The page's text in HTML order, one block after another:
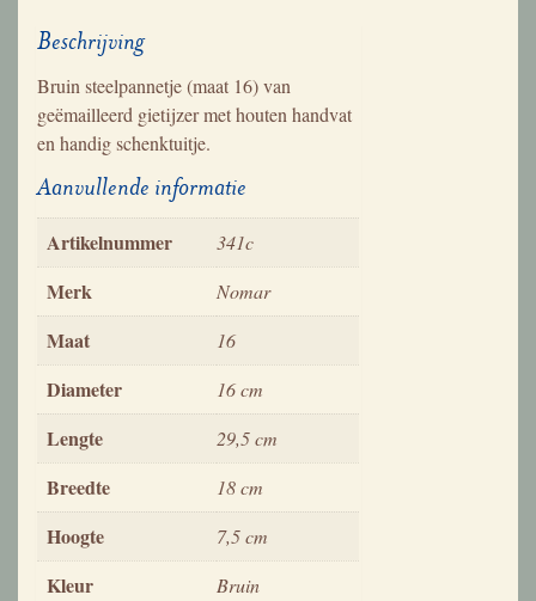
Beschrijving
Bruin steelpannetje (maat 16) van
geëmailleerd gietijzer met houten handvat
en handig schenktuitje.
Aanvullende informatie
Artikelnummer 341c
Merk Nomar
Maat 16
Diameter 16 cm
Lengte 29,5 cm
Breedte 18 cm
Hoogte 7,5 cm
Kleur Bruin